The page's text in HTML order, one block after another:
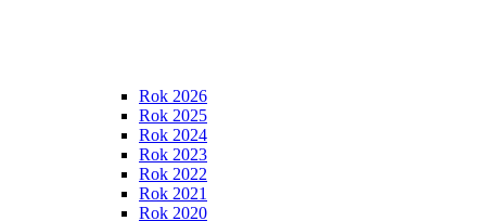
Rok 2026
Rok 2025
Rok 2024
Rok 2023
Rok 2022
Rok 2021
Rok 2020